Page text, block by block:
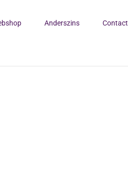
Anderszins Contact